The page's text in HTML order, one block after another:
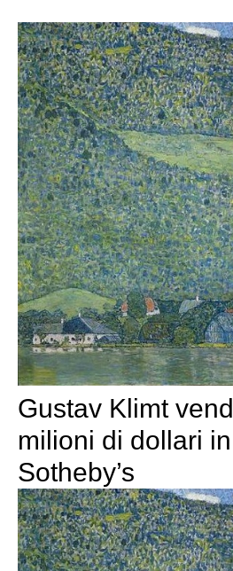
Gustav Klimt
milioni di dollari
Sotheby’s